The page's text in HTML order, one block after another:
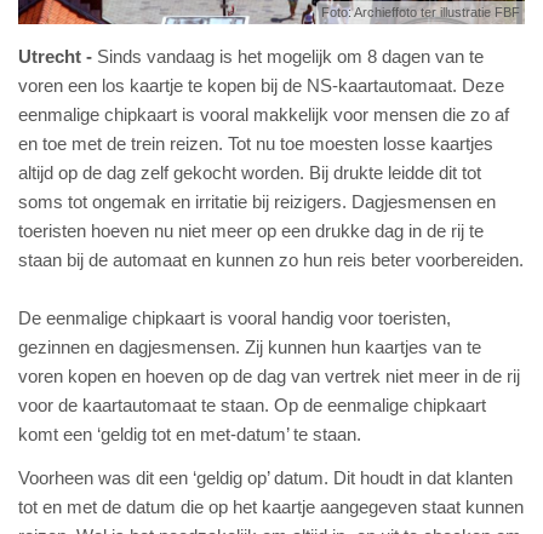
Foto: Archieffoto ter illustratie FBF
Utrecht
Sinds vandaag is het mogelijk om 8 dagen van te
voren een los kaartje te kopen bij de NS-kaartautomaat. Deze
eenmalige chipkaart is vooral makkelijk voor mensen die zo af
en toe met de trein reizen. Tot nu toe moesten losse kaartjes
altijd op de dag zelf gekocht worden. Bij drukte leidde dit tot
soms tot ongemak en irritatie bij reizigers. Dagjesmensen en
toeristen hoeven nu niet meer op een drukke dag in de rij te
staan bij de automaat en kunnen zo hun reis beter voorbereiden.
De eenmalige chipkaart is vooral handig voor toeristen,
gezinnen en dagjesmensen. Zij kunnen hun kaartjes van te
voren kopen en hoeven op de dag van vertrek niet meer in de rij
voor de kaartautomaat te staan. Op de eenmalige chipkaart
komt een ‘geldig tot en met-datum’ te staan.
Voorheen was dit een ‘geldig op’ datum. Dit houdt in dat klanten
tot en met de datum die op het kaartje aangegeven staat kunnen